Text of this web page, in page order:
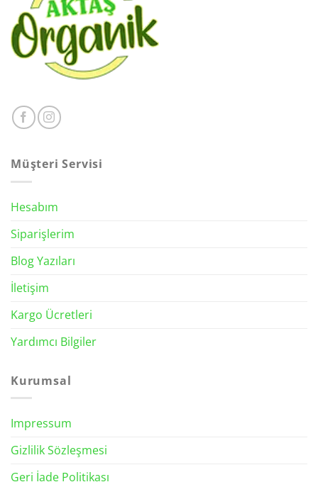
Müşteri Servisi
Hesabım
Siparişlerim
Blog Yazıları
İletişim
Kargo Ücretleri
Yardımcı Bilgiler
Kurumsal
Impressum
Gizlilik Sözleşmesi
Geri İade Politikası